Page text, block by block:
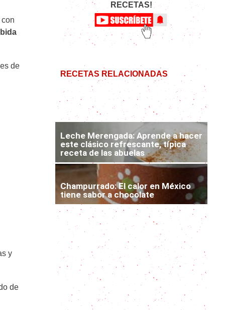
de
y
de
RECETAS!
RECETAS RELACIONADAS
La receta para hacer un agua de
jamaica refrescante, deliciosa y
natural
Leche Merengada: Aprende a hacer
este clásico refrescante, típica
receta de las abuelas
Champurrado: El calor en México
tiene sabor a chocolate
Mote con Huesillo para comer y
beber al mismo tiempo: receta
fresca y dulce
Agua de avena: todo lo que
necesitas saber sobre esta bebida
refrescante